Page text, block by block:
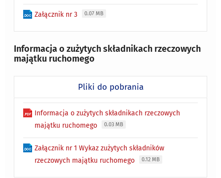
Załącznik nr 3 0.07 MB
Informacja o zużytych składnikach rzeczowych
majątku ruchomego
Pliki do pobrania
Informacja o zużytych składnikach rzeczowych
majątku ruchomego
0.03 MB
Załącznik nr 1 Wykaz zużytych składników
rzeczowych majątku ruchomego
0.12 MB